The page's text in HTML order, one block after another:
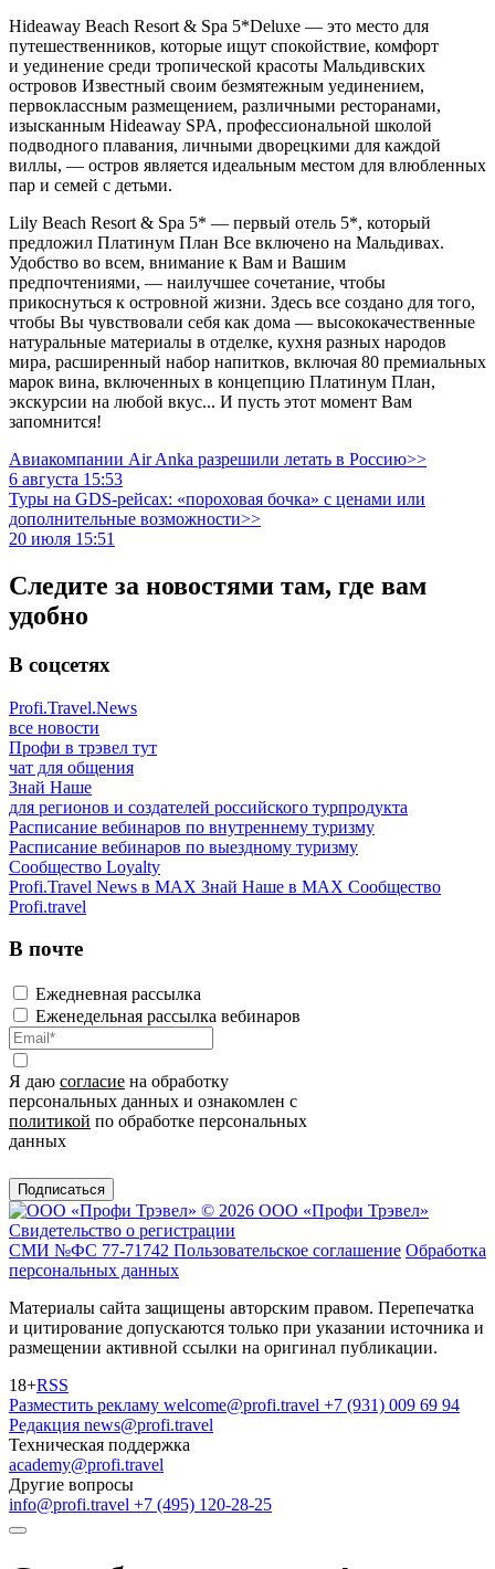
Hideaway Beach Resort & Spa 5*Deluxe — это место для
путешественников, которые ищут спокойствие, комфорт
и уединение среди тропической красоты Мальдивских
островов Известный своим безмятежным уединением,
первоклассным размещением, различными ресторанами,
изысканным Hideaway SPA, профессиональной школой
подводного плавания, личными дворецкими для каждой
виллы, — остров является идеальным местом для влюбленных
пар и семей с детьми.
Lily Beach Resort & Spa 5* — первый отель 5*, который
предложил Платинум План Все включено на Мальдивах.
Удобство во всем, внимание к Вам и Вашим
предпочтениями, — наилучшее сочетание, чтобы
прикоснуться к островной жизни. Здесь все создано для того,
чтобы Вы чувствовали себя как дома — высококачественные
натуральные материалы в отделке, кухня разных народов
мира, расширенный набор напитков, включая 80 премиальных
марок вина, включенных в концепцию Платинум План,
экскурсии на любой вкус... И пусть этот момент Вам
запомнится!
Авиакомпании Air Anka разрешили летать в Россию>>
6 августа 15:53
Туры на GDS-рейсах: «пороховая бочка» с ценами или
дополнительные возможности>>
20 июля 15:51
Следите за новостями там, где вам
удобно
В соцсетях
Profi.Travel.News
все новости
Профи в трэвел тут
чат для общения
Знай Наше
для регионов и создателей российского турпродукта
Расписание вебинаров по внутреннему туризму
Расписание вебинаров по выездному туризму
Сообщество Loyalty
Profi.Travel News в MAX Знай Наше в MAX Сообщество
Profi.travel
В почте
Ежедневная рассылка
Еженедельная рассылка вебинаров
Я даю согласие на обработку
персональных данных и ознакомлен с
политикой по обработке персональных
данных
Подписаться
© 2026 ООО «Профи Трэвeл»
Свидетельство о регистрации
СМИ №ФС 77-71742 Пользовательское соглашение Обработка
персональных данных
Материалы сайта защищены авторским правом. Перепечатка
и цитирование допускаются только при указании источника и
размещении активной ссылки на оригинал публикации.
18+RSS
Разместить рекламу welcome@profi.travel +7 (931) 009 69 94
Редакция news@profi.travel
Техническая поддержка
academy@profi.travel
Другие вопросы
info@profi.travel +7 (495) 120-28-25